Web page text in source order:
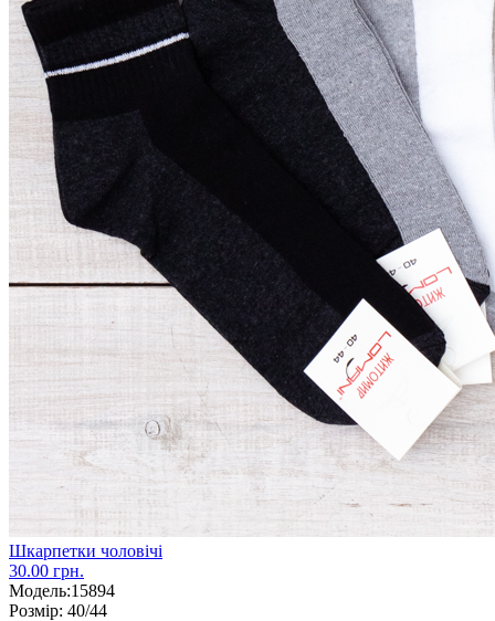
Шкарпетки чоловічі
30.00 грн.
Модель:15894
Розмір: 40/44